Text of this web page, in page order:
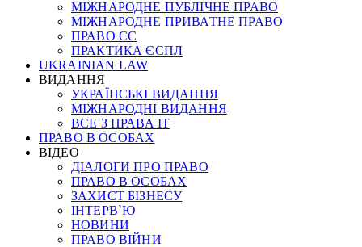
МІЖНАРОДНЕ ПУБЛІЧНЕ ПРАВО
МІЖНАРОДНЕ ПРИВАТНЕ ПРАВО
ПРАВО ЄС
ПРАКТИКА ЄСПЛ
UKRAINIAN LAW
ВИДАННЯ
УКРАЇНСЬКІ ВИДАННЯ
МІЖНАРОДНІ ВИДАННЯ
ВСЕ З ПРАВА ІТ
ПРАВО В ОСОБАХ
ВІДЕО
ДІАЛОГИ ПРО ПРАВО
ПРАВО В ОСОБАХ
ЗАХИСТ БІЗНЕСУ
ІНТЕРВ`Ю
НОВИНИ
ПРАВО ВІЙНИ